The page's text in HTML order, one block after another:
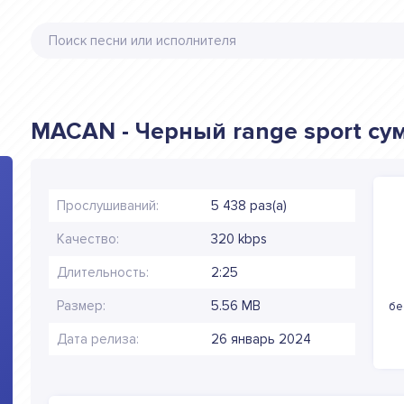
MACAN - Черный range sport
Прослушиваний: 5 438 раз(а)
Качество: 320 kbps
Длительность: 2:25
Размер: 5.56 MB
Дата релиза: 26 январь 2024